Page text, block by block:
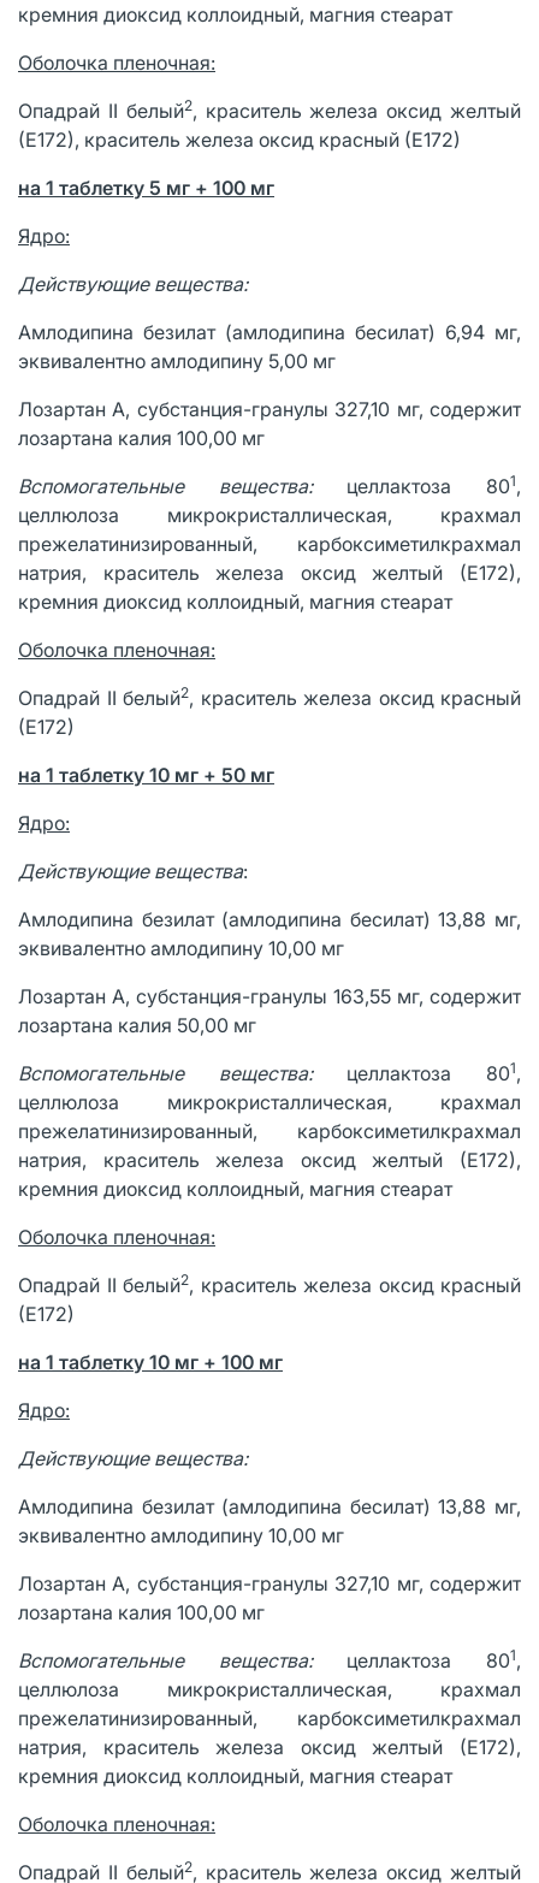
кремния диоксид коллоидный, магния стеарат
Оболочка пленочная:
Опадрай II белый2, краситель железа оксид желтый
(Е172), краситель железа оксид красный (Е172)
на 1 таблетку 5 мг + 100 мг
Ядро:
Действующие вещества:
Амлодипина безилат (амлодипина бесилат) 6,94 мг,
эквивалентно амлодипину 5,00 мг
Лозартан А, субстанция-гранулы 327,10 мг, содержит
лозартана калия 100,00 мг
Вспомогательные вещества:целлактоза 801,
целлюлоза микрокристаллическая, крахмал
прежелатинизированный, карбоксиметилкрахмал
натрия, краситель железа оксид желтый (Е172),
кремния диоксид коллоидный, магния стеарат
Оболочка пленочная:
Опадрай II белый2, краситель железа оксид красный
(Е172)
на 1 таблетку 10 мг + 50 мг
Ядро:
Действующие вещества:
Амлодипина безилат (амлодипина бесилат) 13,88 мг,
эквивалентно амлодипину 10,00 мг
Лозартан А, субстанция-гранулы 163,55 мг, содержит
лозартана калия 50,00 мг
Вспомогательные вещества:целлактоза 801,
целлюлоза микрокристаллическая, крахмал
прежелатинизированный, карбоксиметилкрахмал
натрия, краситель железа оксид желтый (Е172),
кремния диоксид коллоидный, магния стеарат
Оболочка пленочная:
Опадрай II белый2, краситель железа оксид красный
(Е172)
на 1 таблетку 10 мг + 100 мг
Ядро:
Действующие вещества:
Амлодипина безилат (амлодипина бесилат) 13,88 мг,
эквивалентно амлодипину 10,00 мг
Лозартан А, субстанция-гранулы 327,10 мг, содержит
лозартана калия 100,00 мг
Вспомогательные вещества:целлактоза 801,
целлюлоза микрокристаллическая, крахмал
прежелатинизированный, карбоксиметилкрахмал
натрия, краситель железа оксид желтый (Е172),
кремния диоксид коллоидный, магния стеарат
Оболочка пленочная:
Опадрай II белый2, краситель железа оксид желтый